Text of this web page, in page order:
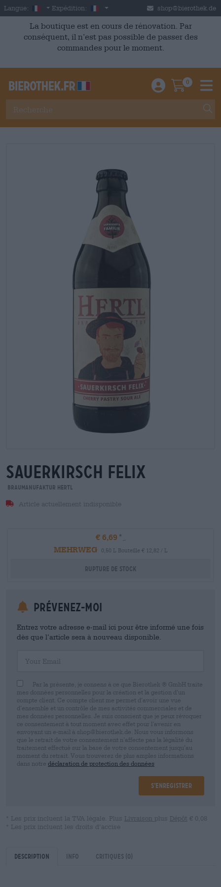
Skip to main content
Langue: French
Expédition: France shop@bierothek.de
La boutique est en cours de rénovation. Par
conséquent, il n’est pas possible de passer des
commandes pour le moment.
Einloggen /
0
sauerkirsch felix
Braumanufaktur Hertl
Article actuellement indisponible
€ 6,69
MEHRWEG
0,50 L Bouteille € 12,82 / L
Rupture de stock
Prévenez-moi
Entrez votre adresse e-mail ici pour être informé une fois
dès que l’article sera à nouveau disponible.
Par la présente, je consens à ce que Bierothek ® GmbH traite
mes données personnelles pour la création et la gestion d’un
compte client. Ce compte client me permet d’avoir une vue
d’ensemble et un contrôle de mes activités commerciales et de
mes données personnelles. Je suis conscient que je peux révoquer
ce consentement à tout moment avec effet pour l’avenir en
envoyant un e-mail à shop@bierothek.de. Nous vous informons
que le retrait de votre consentement n’affecte pas la légalité du
traitement effectué sur la base de votre consentement jusqu’au
moment du retrait. Vous trouverez de plus amples informations
dans notre déclaration de protection des données
S’enregistrer
* Les prix incluent la TVA légale. Plus Livraison plus Dépôt € 0,08
* Les prix incluent les droits d’accise
Description Info Critiques (0)